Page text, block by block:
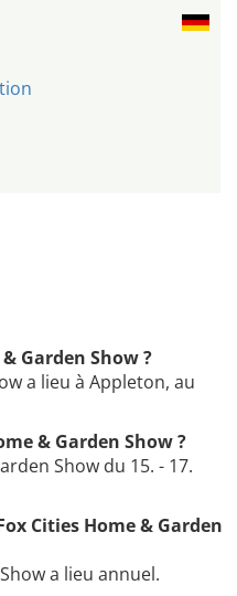
Garden Show ?
a lieu à Appleton, au
& Garden Show ?
Show du 15. - 17.
Cities Home & Garden
a lieu annuel.